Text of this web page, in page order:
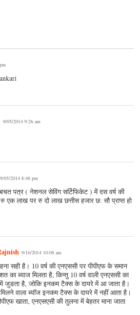
9/05/2014 9:26 am
9/05/2014 8:48 pm
पत्र ( नेशनल सेविंग सर्टिफिकेट ) में दस वर्ष की
एक लाख पर रु दो लाख छत्तीस हजार छ: सौ प्राप्त हो
9/16/2014 10:08 am
सही है। 10 वर्ष की एनएससी पर पीपीएफ के समान
का ब्याज मिलता है, किन्तु 10 वर्ष वाली एनएससी का
जुडता है, जोकि इनकम टैक्स के दायरे में आ जाता है।
वाला ब्यॉज इनकम टैक्स के दायरे में नहीं आता है।
खाता, एनएसएसी की तुलना में बेहतर माना जाता